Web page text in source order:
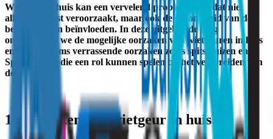
Wietgeur in huis kan een vervelend probleem zijn dat niet
alleen overlast veroorzaakt, maar ook de gezondheid van de
bewoners kan beïnvloeden. In deze uitgebreide blog
onderzoeken we de mogelijke oorzaken van wietgeuren in huis
en zien we soms verrassende oorzaken zoals spitsmuizen en
Spaanskruid die een rol kunnen spelen bij het verspreiden van
deze geuren.
1. Oorzaken van wietgeur in huis: